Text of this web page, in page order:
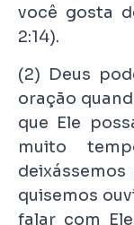
você gosta
2:14).
(2) Deus
oração
que Ele
muito
quisemos
falar com